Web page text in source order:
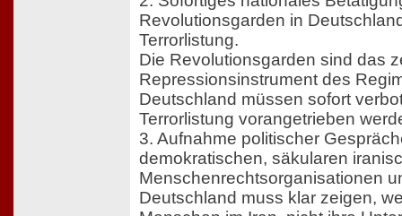
Revolutionsgarden in
Terrorlistung.
Die Revolutionsgarden sind das
Repressionsinstrument des
Deutschland müssen sofort
Terrorlistung vorangetrieben
3. Aufnahme politischer
demokratischen, säkularen
Menschenrechtsorganisationen
Deutschland muss klar zeigen,